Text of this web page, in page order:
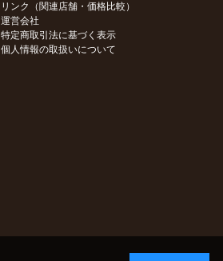
リンク（関連店舗・価格比較）
運営会社
特定商取引法に基づく表示
個人情報の取扱いについて